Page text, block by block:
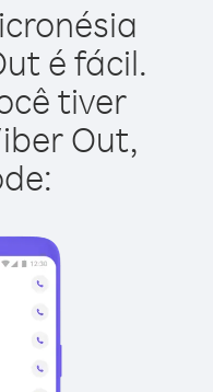
é fácil.
tiver
Out,